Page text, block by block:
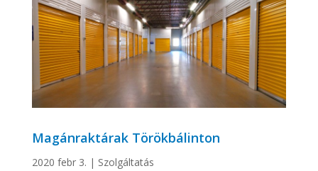
Magánraktárak Törökbálinton
2020 febr 3. | Szolgáltatás